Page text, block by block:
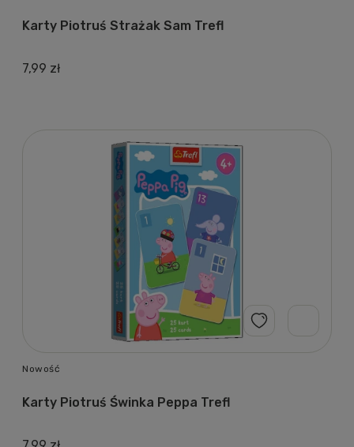
Karty Piotruś Strażak Sam Trefl
7,99 zł
Karty Piotruś Świnka Peppa Trefl
Nowość